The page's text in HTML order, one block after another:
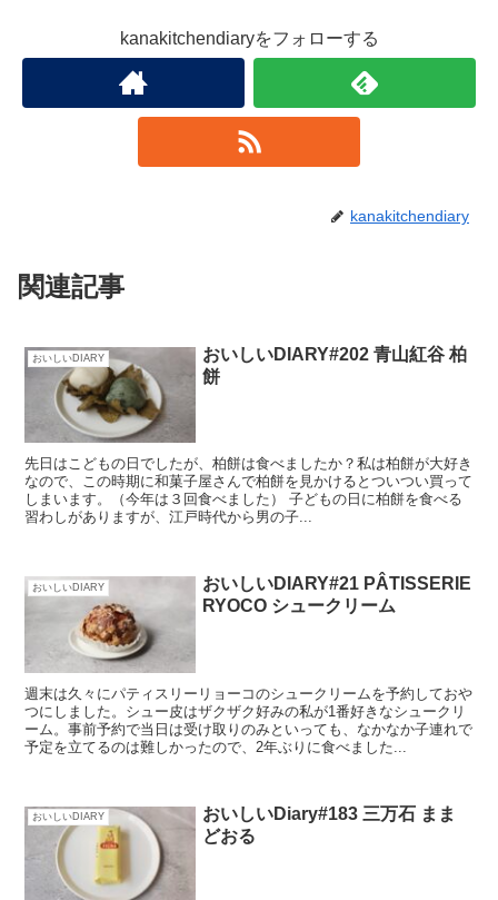
kanakitchendiaryをフォローする
kanakitchendiary
関連記事
おいしいDIARY
おいしいDIARY#202 青山紅谷 柏
餅
先日はこどもの日でしたが、柏餅は食べましたか？私は柏餅が大好き
なので、この時期に和菓子屋さんで柏餅を見かけるとついつい買って
しまいます。（今年は３回食べました） 子どもの日に柏餅を食べる
習わしがありますが、江戸時代から男の子...
おいしいDIARY
おいしいDIARY#21 PÂTISSERIE
RYOCO シュークリーム
週末は久々にパティスリーリョーコのシュークリームを予約しておや
つにしました。シュー皮はザクザク好みの私が1番好きなシュークリ
ーム。事前予約で当日は受け取りのみといっても、なかなか子連れで
予定を立てるのは難しかったので、2年ぶりに食べました...
おいしいDIARY
おいしいDiary#183 三万石 まま
どおる